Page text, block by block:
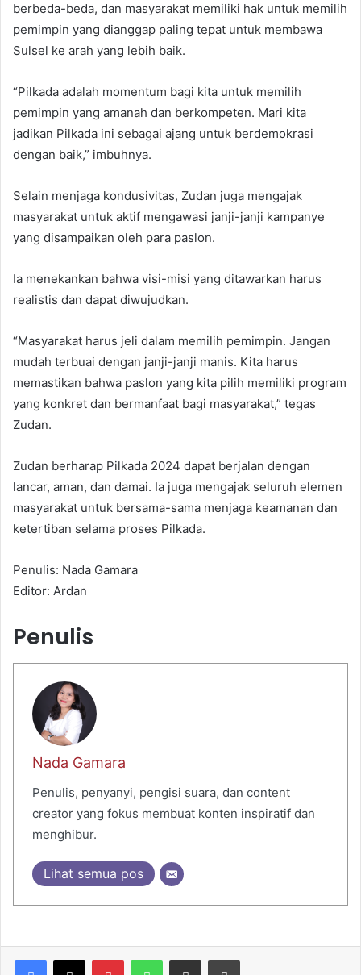
berbeda-beda, dan masyarakat memiliki hak untuk memilih
pemimpin yang dianggap paling tepat untuk membawa
Sulsel ke arah yang lebih baik.
“Pilkada adalah momentum bagi kita untuk memilih
pemimpin yang amanah dan berkompeten. Mari kita
jadikan Pilkada ini sebagai ajang untuk berdemokrasi
dengan baik,” imbuhnya.
Selain menjaga kondusivitas, Zudan juga mengajak
masyarakat untuk aktif mengawasi janji-janji kampanye
yang disampaikan oleh para paslon.
Ia menekankan bahwa visi-misi yang ditawarkan harus
realistis dan dapat diwujudkan.
“Masyarakat harus jeli dalam memilih pemimpin. Jangan
mudah terbuai dengan janji-janji manis. Kita harus
memastikan bahwa paslon yang kita pilih memiliki program
yang konkret dan bermanfaat bagi masyarakat,” tegas
Zudan.
Zudan berharap Pilkada 2024 dapat berjalan dengan
lancar, aman, dan damai. Ia juga mengajak seluruh elemen
masyarakat untuk bersama-sama menjaga keamanan dan
ketertiban selama proses Pilkada.
Penulis: Nada Gamara
Editor: Ardan
Penulis
Nada Gamara
Penulis, penyanyi, pengisi suara, dan content
creator yang fokus membuat konten inspiratif dan
menghibur.
Lihat semua pos
PinterestWhatsAppShare via Email Print